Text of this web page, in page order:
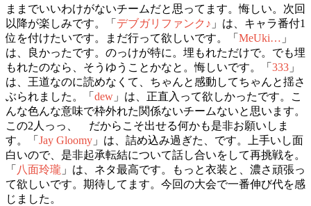
ままでいいわけがないチームだと思ってます。悔しい。次回
以降が楽しみです。「 デブガリファンク♪ 」は、キャラ番付1
位を付けたいです。まだ行って欲しいです。「 MeUki… 」
は、良かったです。のっけが特に。埋もれただけで。でも埋
もれたのなら、そうゆうことかなと。悔しいです。「 333 」
は、王道なのに読めなくて、ちゃんと感動してちゃんと揺さ
ぶられました。「 dew 」は、正直入って欲しかったです。こ
んな色んな意味で枠外れた関係ないチームないと思います。
この2人っっ、 だからこそ出せる何かも是非お願いしま
す。「 Jay Gloomy 」は、詰め込み過ぎた、です。上手いし面
白いので、是非起承転結について話し合いをして再挑戦を。
「 八面玲瓏 」は、ネタ最高です。もっと衣装と、濃さ頑張っ
て欲しいです。期待してます。今回の大会で一番伸び代を感
じました。